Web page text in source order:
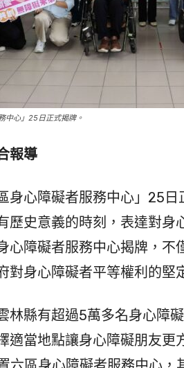
中心」25日正式揭牌。
報導
身心障礙者服務中心」25日
歷史意義的時刻，表達對身
心障礙者服務中心揭牌，不
對身心障礙者平等權利的堅
林縣有超過5萬多名身心障
適當地點讓身心障礙朋友更